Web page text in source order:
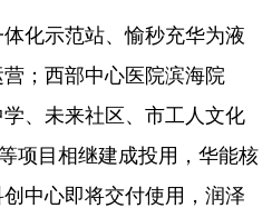
化示范站、愉秒充华为液
；西部中心医院滨海院
、未来社区、市工人文化
项目相继建成投用，华能核
中心即将交付使用，润泽